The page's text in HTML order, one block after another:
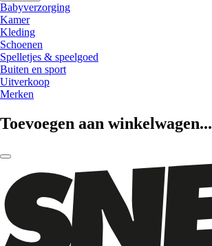
Babyverzorging
Kamer
Kleding
Schoenen
Spelletjes & speelgoed
Buiten en sport
Uitverkoop
Merken
Toevoegen aan winkelwagen...